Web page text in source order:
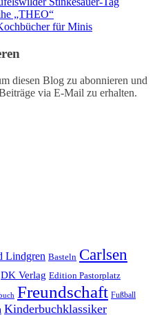
„THEO“
für Minis
diesen Blog zu abonnieren und
via E-Mail zu erhalten.
Lindgren Basteln Carlsen
DK Verlag Edition Pastorplatz
Freundschaft Fußball
Kinderbuchklassiker